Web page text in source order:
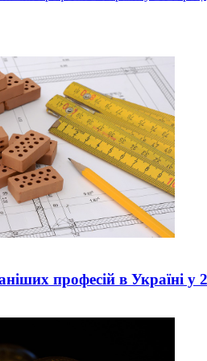
професій в Україні у